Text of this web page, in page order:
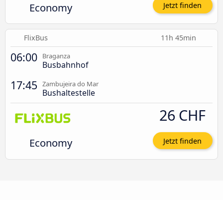
Economy Jetzt finden
FlixBus 11h 45min
06:00 Braganza
Busbahnhof
17:45 Zambujeira do Mar
Bushaltestelle
Economy
26 CHF
Jetzt finden